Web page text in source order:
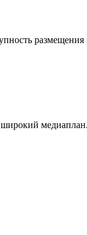
широкий медиаплан.